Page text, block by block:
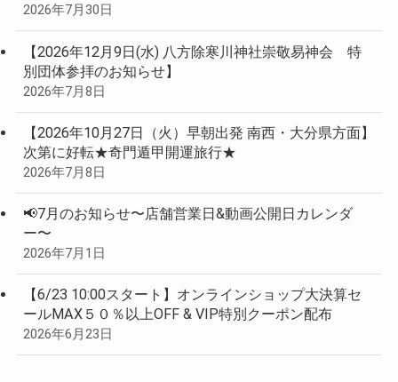
2026年7月30日
【2026年12月9日(水) 八方除寒川神社崇敬易神会 特
別団体参拝のお知らせ】
2026年7月8日
【2026年10月27日（火）早朝出発 南西・大分県方面】
次第に好転★奇門遁甲開運旅行★
2026年7月8日
📢7月のお知らせ〜店舗営業日&動画公開日カレンダ
ー〜
2026年7月1日
【6/23 10:00スタート】オンラインショップ大決算セ
ールMAX５０％以上OFF & VIP特別クーポン配布
2026年6月23日